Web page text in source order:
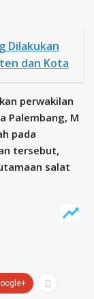
Dilakukan
dan Kota
perwakilan
Palembang, M
pada
tersebut,
salat